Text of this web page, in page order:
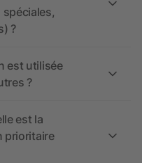
spéciales,
?
est utilisée
?
est la
prioritaire